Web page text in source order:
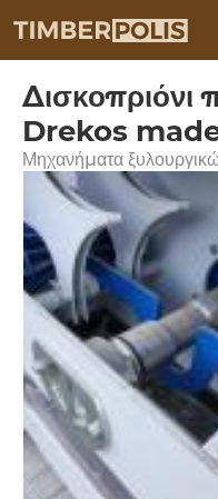
Drekos
Μηχανήματα